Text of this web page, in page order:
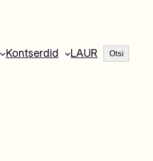
Kontserdid LAUR Otsi
Otsi